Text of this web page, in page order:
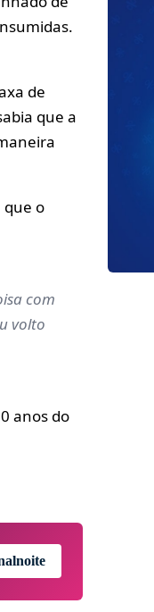
de
que a
que o
com
volto
anos do